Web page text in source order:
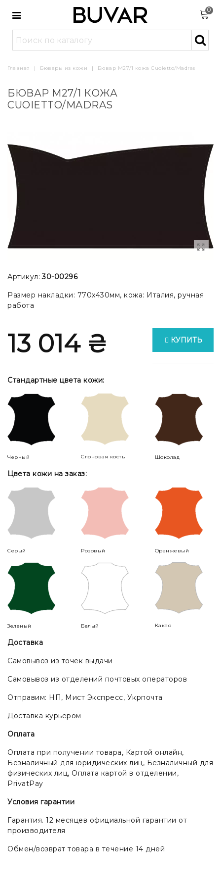
0
Главная | Бювары из кожи | Бювар М27/1 кожа Cuoietto/Madras
БЮВАР М27/1 КОЖА
CUOIETTO/MADRAS
Артикул: 30-00296
Размер накладки: 770x430мм, кожа: Италия, ручная
работа
13 014 ₴ КУПИТЬ
Стандартные цвета кожи:
Черный Слоновая кость Шоколад
Цвета кожи на заказ:
Серый Розовый Оранжевый
Зеленый Белый Какао
Доставка
Самовывоз из точек выдачи
Самовывоз из отделений почтовых операторов
Отправим: НП, Мист Экспресс, Укрпочта
Доставка курьером
Оплата
Оплата при получении товара, Картой онлайн,
Безналичный для юридических лиц, Безналичный для
физических лиц, Оплата картой в отделении,
PrivatPay
Условия гарантии
Гарантия. 12 месяцев официальной гарантии от
производителя
Обмен/возврат товара в течение 14 дней